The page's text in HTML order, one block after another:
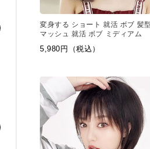
変身する ショート 就活 ボブ 髪型
マッシュ 就活 ボブ ミディアム
5,980円（税込）